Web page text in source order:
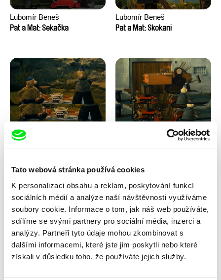
Tato webová stránka používá cookies
K personalizaci obsahu a reklam, poskytování funkcí
sociálních médií a analýze naší návštěvnosti využíváme
soubory cookie. Informace o tom, jak náš web používáte,
sdílíme se svými partnery pro sociální média, inzerci a
analýzy. Partneři tyto údaje mohou zkombinovat s
dalšími informacemi, které jste jim poskytli nebo které
získali v důsledku toho, že používáte jejich služby.
Lubomír Beneš
Pat a Mat: Sekačka
Lubomír Beneš
Pat a Mat: Skokani
Lubomír Beneš
Pat a Mat: Snídaně v trávě
Pat a Mat: Stěhování
Lubomír Beneš
Lubomír Beneš